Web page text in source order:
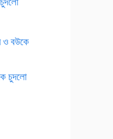
বউকে
চুদলো